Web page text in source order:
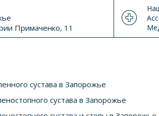
Примаченко, 11
сустава в Запорожье
сустава в Запорожье